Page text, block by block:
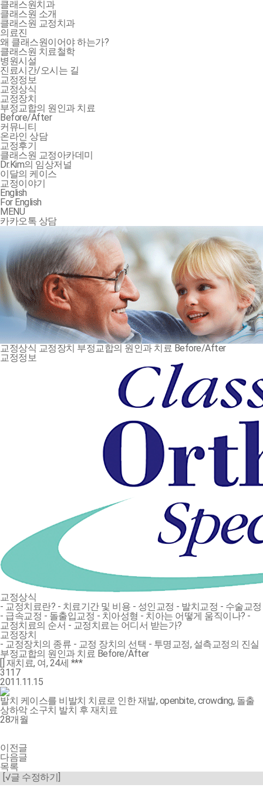
클래스원치과
클래스원 소개
클래스원 교정치과
의료진
왜 클래스원이어야 하는가?
클래스원 치료철학
병원시설
진료시간/오시는 길
교정정보
교정상식
교정장치
부정교합의 원인과 치료
Before/After
커뮤니티
온라인 상담
교정후기
클래스원 교정아카데미
Dr.Kim의 임상저널
이달의 케이스
교정이야기
English
For English
MENU
카카오톡 상담
교정상식 교정장치 부정교합의 원인과 치료 Before/After
교정정보
교정상식
- 교정치료란? - 치료기간 및 비용 - 성인교정 - 발치교정 - 수술교정
- 급속교정 - 돌출입교정 - 치아성형 - 치아는 어떻게 움직이나? -
교정치료의 순서 - 교정치료는 어디서 받는가?
교정장치
- 교정장치의 종류 - 교정 장치의 선택 - 투명교정, 설측교정의 진실
부정교합의 원인과 치료 Before/After
[] 재치료, 여, 24세 ***
3117
2011.11.15
발치 케이스를 비발치 치료로 인한 재발, openbite, crowding, 돌출
상하악 소구치 발치 후 재치료
28개월
이전글
다음글
목록
[√글 수정하기]